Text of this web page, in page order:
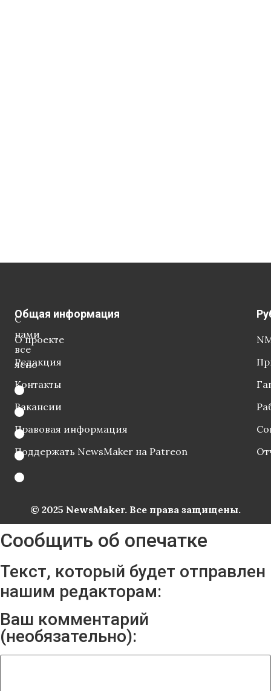
С
нами
все
ясно
Общая информация
О проекте
Редакция
Контакты
Вакансии
Правовая информация
Поддержать NewsMaker на Patreon
© 2025 NewsMaker. Все права защищены.
Сообщить об опечатке
Текст, который будет отправлен
нашим редакторам:
Ваш комментарий
(необязательно):